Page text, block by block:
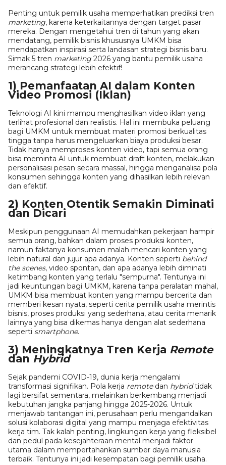
Penting untuk pemilik usaha memperhatikan prediksi tren
marketing, karena keterkaitannya dengan target pasar
mereka. Dengan mengetahui tren di tahun yang akan
mendatang, pemilik bisnis khususnya UMKM bisa
mendapatkan inspirasi serta landasan strategi bisnis baru.
Simak 5 tren marketing 2026 yang bantu pemilik usaha
merancang strategi lebih efektif!
1) Pemanfaatan AI dalam Konten
Video Promosi (Iklan)
Teknologi AI kini mampu menghasilkan video iklan yang
terlihat profesional dan realistis. Hal ini membuka peluang
bagi UMKM untuk membuat materi promosi berkualitas
tingga tanpa harus mengeluarkan biaya produksi besar.
Tidak hanya memproses konten video, tapi semua orang
bisa meminta AI untuk membuat draft konten, melakukan
personalisasi pesan secara massal, hingga menganalisa pola
konsumen sehingga konten yang dihasilkan lebih relevan
dan efektif.
2) Konten Otentik Semakin Diminati
dan Dicari
Meskipun penggunaan AI memudahkan pekerjaan hampir
semua orang, bahkan dalam proses produksi konten,
namun faktanya konsumen malah mencari konten yang
lebih natural dan jujur apa adanya. Konten seperti behind
the scenes, video spontan, dan apa adanya lebih diminati
ketimbang konten yang terlalu "sempurna". Tentunya ini
jadi keuntungan bagi UMKM, karena tanpa peralatan mahal,
UMKM bisa membuat konten yang mampu bercerita dan
memberi kesan nyata, seperti cerita pemilik usaha merintis
bisnis, proses produksi yang sederhana, atau cerita menarik
lainnya yang bisa dikemas hanya dengan alat sederhana
seperti smartphone.
3) Meningkatnya Tren Kerja Remote
dan Hybrid
Sejak pandemi COVID-19, dunia kerja mengalami
transformasi signifikan. Pola kerja remote dan hybridtidak
lagi bersifat sementara, melainkan berkembang menjadi
kebutuhan jangka panjang hingga 2025-2026. Untuk
menjawab tantangan ini, perusahaan perlu mengandalkan
solusi kolaborasi digital yang mampu menjaga efektivitas
kerja tim. Tak kalah penting, lingkungan kerja yang fleksibel
dan pedul pada kesejahteraan mental menjadi faktor
utama dalam mempertahankan sumber daya manusia
terbaik. Tentunya ini jadi kesempatan bagi pemilik usaha.